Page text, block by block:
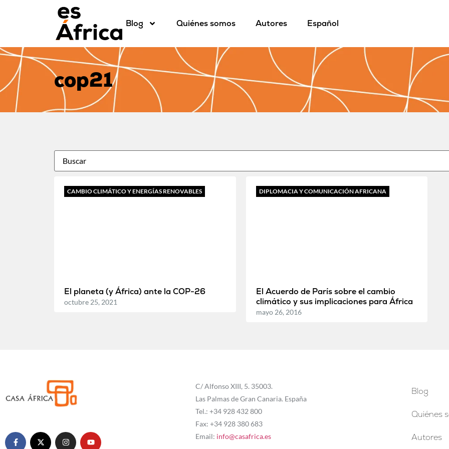
Blog Quiénes somos Autores Español
cop21
CAMBIO CLIMÁTICO Y ENERGÍAS RENOVABLES
El planeta (y África) ante la COP-26
octubre 25, 2021
DIPLOMACIA Y COMUNICACIÓN AFRICANA
El Acuerdo de París sobre el cambio
climático y sus implicaciones para África
mayo 26, 2016
C/ Alfonso XIII, 5. 35003.
Las Palmas de Gran Canaria. España
Tel.: +34 928 432 800
Fax: +34 928 380 683
Email: info@casafrica.es
Blog
Quiénes
Autores